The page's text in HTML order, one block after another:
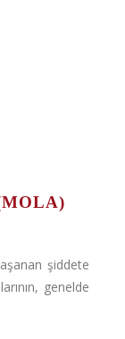
şiddete
genelde